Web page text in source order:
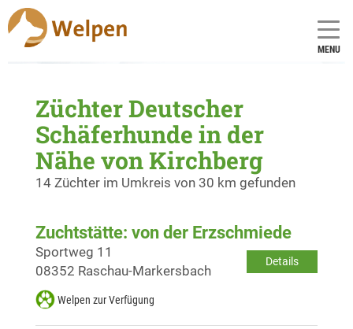
MENU
Züchter Deutscher
Schäferhunde in der
Nähe von Kirchberg
14 Züchter im Umkreis von 30 km gefunden
Zuchtstätte: von der Erzschmiede
Details
Sportweg 11
08352 Raschau-Markersbach
Welpen zur Verfügung